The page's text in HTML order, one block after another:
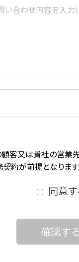
客又は貴社の営
約が前提となります
同意す